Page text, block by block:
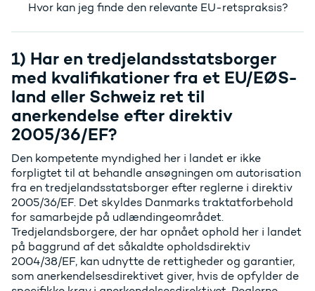
Hvor kan jeg finde den relevante EU-retspraksis?
1) Har en tredjelandsstatsborger
med kvalifikationer fra et EU/EØS-
land eller Schweiz ret til
anerkendelse efter direktiv
2005/36/EF?
Den kompetente myndighed her i landet er ikke
forpligtet til at behandle ansøgningen om autorisation
fra en tredjelandsstatsborger efter reglerne i direktiv
2005/36/EF. Det skyldes Danmarks traktatforbehold
for samarbejde på udlændingeområdet.
Tredjelandsborgere, der har opnået ophold her i landet
på baggrund af det såkaldte opholdsdirektiv
2004/38/EF, kan udnytte de rettigheder og garantier,
som anerkendelsesdirektivet giver, hvis de opfylder de